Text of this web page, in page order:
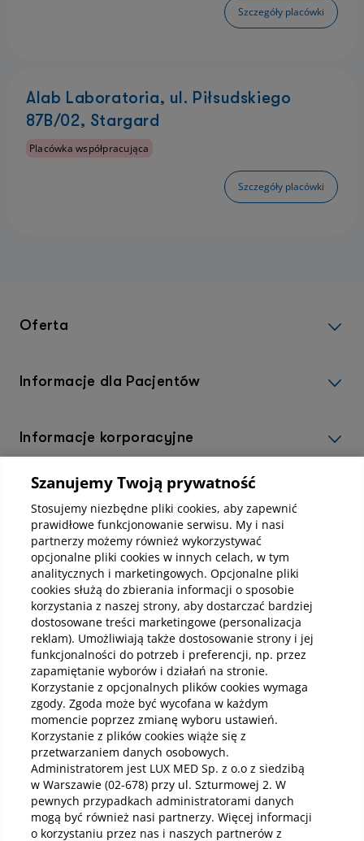
Szczegóły placówki
Alab Laboratoria, ul. Piłsudskiego
87B/02, Stargard
Placówka współpracująca
Szczegóły placówki
Oferta
Informacje dla Pacjentów
Informacje korporacyjne
Kup abonamenty online
Kup online
Pobierz aplikację mobilną
Szanujemy Twoją prywatność
Stosujemy niezbędne pliki cookies, aby zapewnić
prawidłowe funkcjonowanie serwisu. My i nasi
partnerzy możemy również wykorzystywać
opcjonalne pliki cookies w innych celach, w tym
analitycznych i marketingowych. Opcjonalne pliki
cookies służą do zbierania informacji o sposobie
korzystania z naszej strony, aby dostarczać bardziej
dostosowane treści marketingowe (personalizacja
reklam). Umożliwiają także dostosowanie strony i jej
funkcjonalności do potrzeb i preferencji, np. przez
zapamiętanie wyborów i działań na stronie.
Korzystanie z opcjonalnych plików cookies wymaga
zgody. Zgoda może być wycofana w każdym
momencie poprzez zmianę wyboru ustawień.
Korzystanie z plików cookies wiąże się z
przetwarzaniem danych osobowych.
Administratorem jest LUX MED Sp. z o.o z siedzibą
w Warszawie (02-678) przy ul. Szturmowej 2. W
pewnych przypadkach administratorami danych
mogą być również nasi partnerzy. Więcej informacji
o korzystaniu przez nas i naszych partnerów z